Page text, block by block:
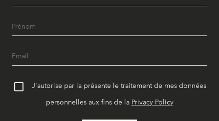
J'autorise par la présente le traitement de mes données
personnelles aux fins de la Privacy Policy